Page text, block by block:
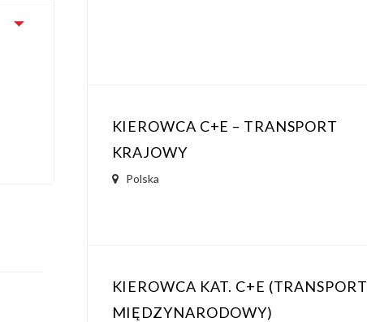
KIEROWCA C+E – TRANSPORT
KRAJOWY
Polska
KIEROWCA KAT. C+E (TRANSPORT
MIĘDZYNARODOWY)